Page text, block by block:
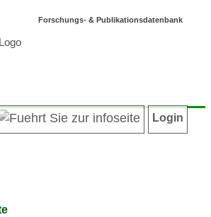
Forschungs- & Publikationsdatenbank
Login